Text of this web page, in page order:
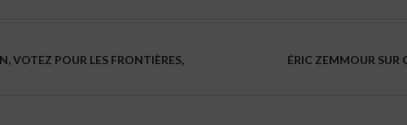
VOTEZ POUR LES FRONTIÈRES,
ÉRIC ZEMMOUR SUR